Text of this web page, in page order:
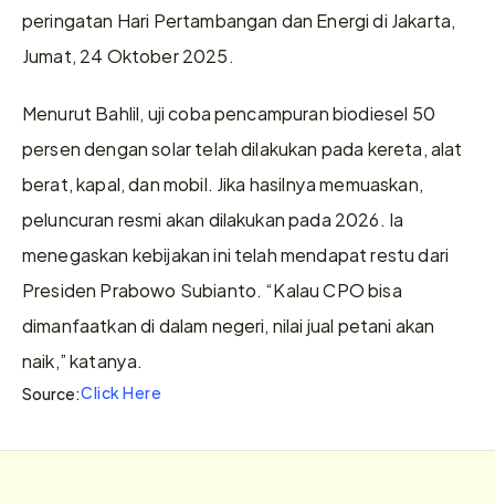
peringatan Hari Pertambangan dan Energi di Jakarta,
Jumat, 24 Oktober 2025.
Menurut Bahlil, uji coba pencampuran biodiesel 50
persen dengan solar telah dilakukan pada kereta, alat
berat, kapal, dan mobil. Jika hasilnya memuaskan,
peluncuran resmi akan dilakukan pada 2026. Ia
menegaskan kebijakan ini telah mendapat restu dari
Presiden Prabowo Subianto. “Kalau CPO bisa
dimanfaatkan di dalam negeri, nilai jual petani akan
naik,” katanya.
Source:Click Here